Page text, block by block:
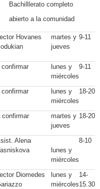
Bachilllerato completo
abierto a la comunidad
Hovanes
martes y
jueves
9-11
confirmar
lunes y
miércoles
9-11
confirmar
lunes y
miércoles
18-20
confirmar
martes y
jueves
18-20
Alena
lunes y
miércoles
8-10
Diomedes
lunes y
miércoles
14-
15.30